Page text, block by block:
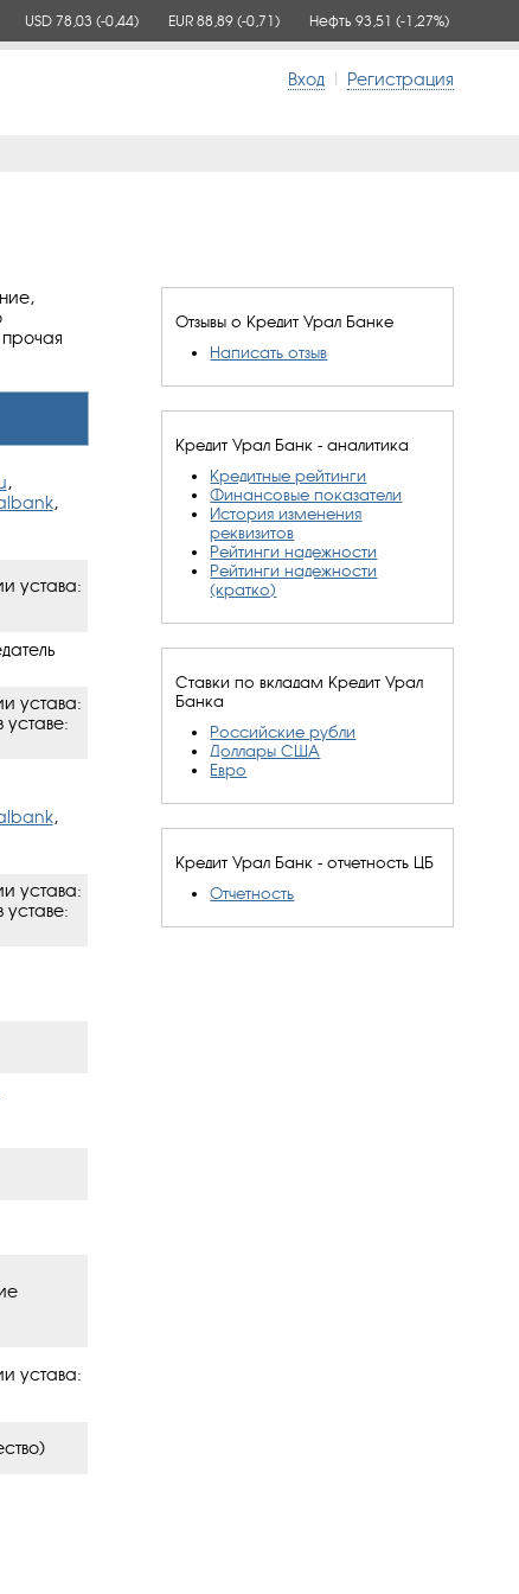
USD 78,03 (-0,44) EUR 88,89 (-0,71) Нефть 93,51 (-1,27%)
Вход | Регистрация
Отзывы о Кредит Урал Банке
Написать отзыв
Кредит Урал Банк - аналитика
Кредитные рейтинги
Финансовые показатели
История изменения
реквизитов
Рейтинги надежности
Рейтинги надежности
(кратко)
Ставки по вкладам Кредит Урал
Банка
Российские рубли
Доллары США
Евро
Кредит Урал Банк - отчетность ЦБ
Отчетность
,
,
устава:
устава:
уставe:
,
устава:
уставe:
устава: